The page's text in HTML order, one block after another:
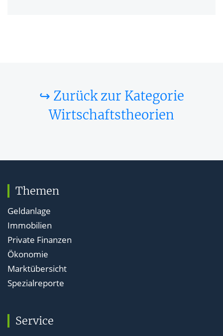
↪ Zurück zur Kategorie
Wirtschaftstheorien
Themen
Geldanlage
Immobilien
Private Finanzen
Ökonomie
Marktübersicht
Spezialreporte
Service